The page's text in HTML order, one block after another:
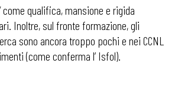
come qualifica, mansione e rigida
Inoltre, sul fronte formazione, gli
sono ancora troppo pochi e nei CCNL
(come conferma l’ Isfol).